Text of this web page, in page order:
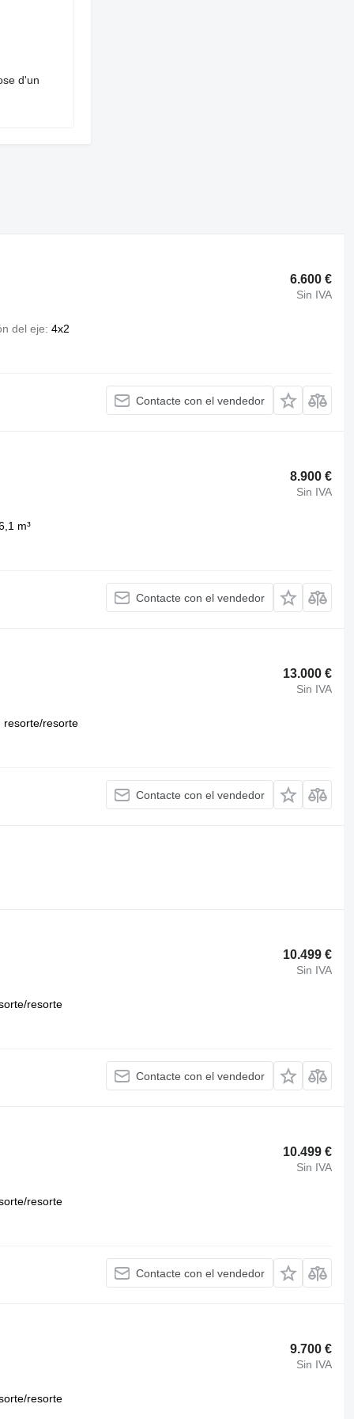
d'un
6.600 €
Sin IVA
del eje 4x2
Contacte con el vendedor
8.900 €
Sin IVA
m³
Contacte con el vendedor
13.000 €
Sin IVA
resorte/resorte
Contacte con el vendedor
10.499 €
Sin IVA
resorte
Contacte con el vendedor
10.499 €
Sin IVA
resorte
Contacte con el vendedor
9.700 €
Sin IVA
resorte